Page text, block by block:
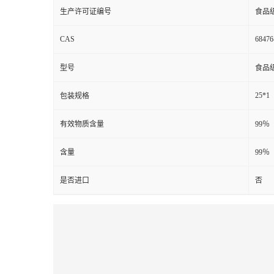
生产许可证编号 食品
CAS
型号 食品
包装规格 25*1
有效物质含量 99％
含量 99％
是否进口 否